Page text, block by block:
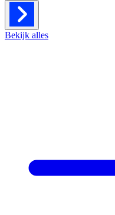
Bekijk alles